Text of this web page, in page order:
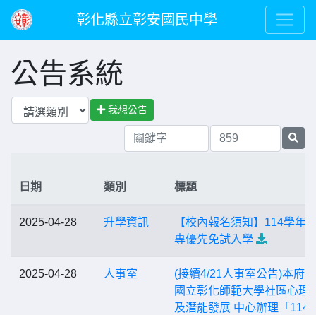
彰化縣立彰安國民中學
公告系統
我想公告
日期 類別 標題
2025-04-28 升學資訊
【校內報名須知】114學年
專優先免試入學
2025-04-28 人事室
(接續4/21人事室公告)本府
國立彰化師範大學社區心理
及潛能發展 中心辦理「114